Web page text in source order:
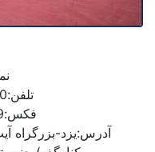
تلفن:03533690000
فکس:03533699999
آدرس:یزد-بزرگراه